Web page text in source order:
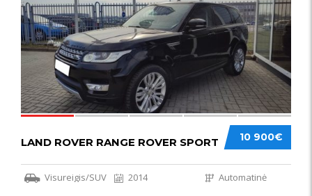
10 900€
LAND ROVER RANGE ROVER SPORT
Visureigis/SUV 2014 Automatinė